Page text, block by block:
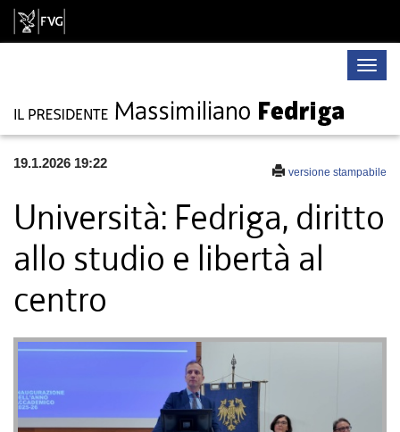
Toggle
versione stampabile
19.1.2026 19:22
Università: Fedriga, diritto
allo studio e libertà al
centro